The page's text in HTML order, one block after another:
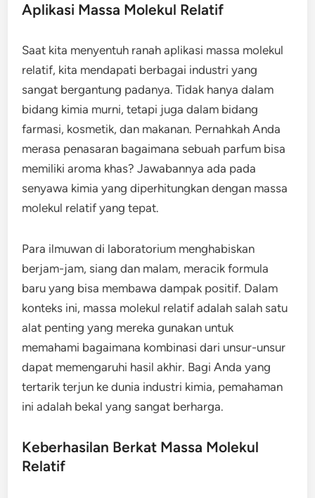
Aplikasi Massa Molekul Relatif
Saat kita menyentuh ranah aplikasi massa molekul
relatif, kita mendapati berbagai industri yang
sangat bergantung padanya. Tidak hanya dalam
bidang kimia murni, tetapi juga dalam bidang
farmasi, kosmetik, dan makanan. Pernahkah Anda
merasa penasaran bagaimana sebuah parfum bisa
memiliki aroma khas? Jawabannya ada pada
senyawa kimia yang diperhitungkan dengan massa
molekul relatif yang tepat.
Para ilmuwan di laboratorium menghabiskan
berjam-jam, siang dan malam, meracik formula
baru yang bisa membawa dampak positif. Dalam
konteks ini, massa molekul relatif adalah salah satu
alat penting yang mereka gunakan untuk
memahami bagaimana kombinasi dari unsur-unsur
dapat memengaruhi hasil akhir. Bagi Anda yang
tertarik terjun ke dunia industri kimia, pemahaman
ini adalah bekal yang sangat berharga.
Keberhasilan Berkat Massa Molekul
Relatif